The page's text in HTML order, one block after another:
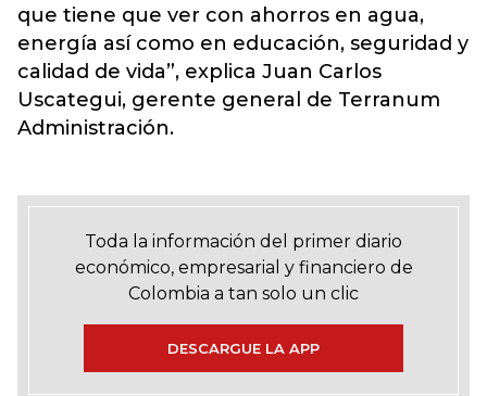
que tiene que ver con ahorros en agua,
energía así como en educación, seguridad y
calidad de vida”, explica Juan Carlos
Uscategui, gerente general de Terranum
Administración.
Toda la información del primer diario
económico, empresarial y financiero de
Colombia a tan solo un clic
DESCARGUE LA APP